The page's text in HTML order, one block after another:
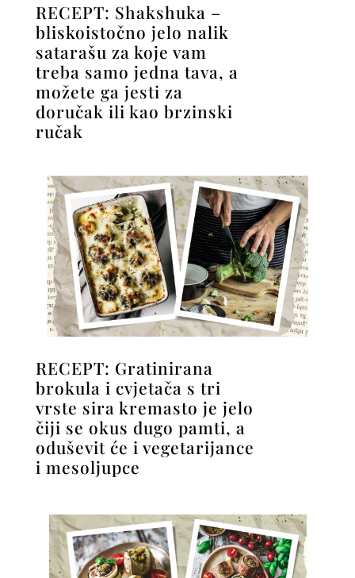
RECEPT: Shakshuka –
bliskoistočno jelo nalik
satarašu za koje vam
treba samo jedna tava, a
možete ga jesti za
doručak ili kao brzinski
ručak
RECEPT: Gratinirana
brokula i cvjetača s tri
vrste sira kremasto je jelo
čiji se okus dugo pamti, a
oduševit će i vegetarijance
i mesoljupce